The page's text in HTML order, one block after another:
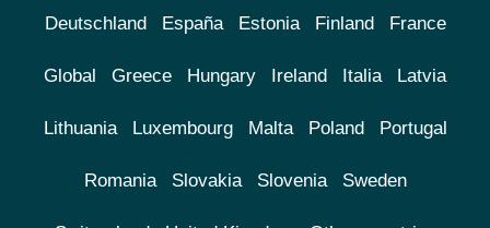
Deutschland España Estonia Finland France
Global Greece Hungary Ireland Italia Latvia
Lithuania Luxembourg Malta Poland Portugal
Romania Slovakia Slovenia Sweden